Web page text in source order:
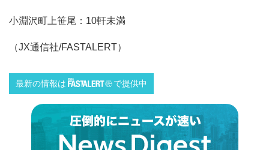
小淵沢町上笹尾：10軒未満
（JX通信社/FASTALERT）
最新の情報は で提供中